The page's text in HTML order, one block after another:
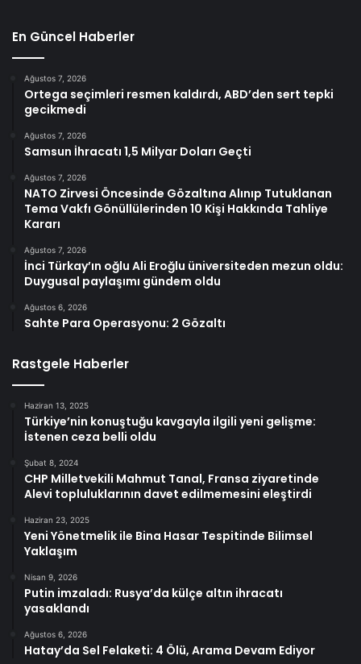
En Güncel Haberler
Ağustos 7, 2026
Ortega seçimleri resmen kaldırdı, ABD’den sert tepki
gecikmedi
Ağustos 7, 2026
Samsun İhracatı 1,5 Milyar Doları Geçti
Ağustos 7, 2026
NATO Zirvesi Öncesinde Gözaltına Alınıp Tutuklanan
Tema Vakfı Gönüllülerinden 10 Kişi Hakkında Tahliye
Kararı
Ağustos 7, 2026
İnci Türkay’ın oğlu Ali Eroğlu üniversiteden mezun oldu:
Duygusal paylaşımı gündem oldu
Ağustos 6, 2026
Sahte Para Operasyonu: 2 Gözaltı
Rastgele Haberler
Haziran 13, 2025
Türkiye’nin konuştuğu kavgayla ilgili yeni gelişme:
İstenen ceza belli oldu
Şubat 8, 2024
CHP Milletvekili Mahmut Tanal, Fransa ziyaretinde
Alevi topluluklarının davet edilmemesini eleştirdi
Haziran 23, 2025
Yeni Yönetmelik ile Bina Hasar Tespitinde Bilimsel
Yaklaşım
Nisan 9, 2026
Putin imzaladı: Rusya’da külçe altın ihracatı
yasaklandı
Ağustos 6, 2026
Hatay’da Sel Felaketi: 4 Ölü, Arama Devam Ediyor